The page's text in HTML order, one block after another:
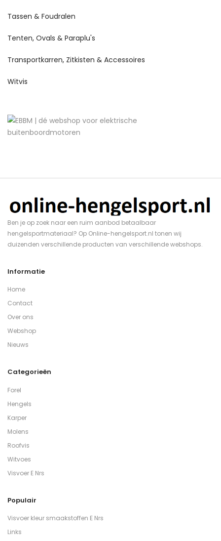
Tassen & Foudralen
Tenten, Ovals & Paraplu's
Transportkarren, Zitkisten & Accessoires
Witvis
Ben je op zoek naar een ruim aanbod betaalbaar
hengelsportmateriaal? Op Online-hengelsport.nl tonen wij
duizenden verschillende producten van verschillende webshops.
Informatie
Home
Contact
Over ons
Webshop
Nieuws
Categorieën
Forel
Hengels
Karper
Molens
Roofvis
Witvoes
Visvoer E Nrs
Populair
Visvoer kleur smaakstoffen E Nrs
Links